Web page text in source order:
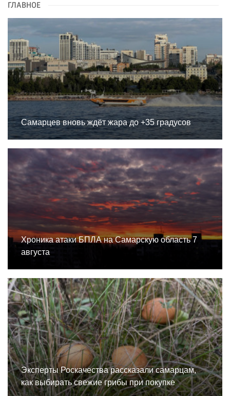
ГЛАВНОЕ
Самарцев вновь ждёт жара до +35 градусов
Хроника атаки БПЛА на Самарскую область 7
августа
Эксперты Роскачества рассказали самарцам,
как выбирать свежие грибы при покупке